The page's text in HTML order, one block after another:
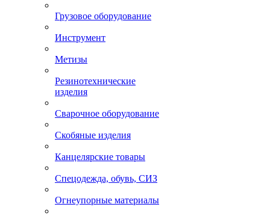
Грузовое оборудование
Инструмент
Метизы
Резинотехнические
изделия
Сварочное оборудование
Скобяные изделия
Канцелярские товары
Спецодежда, обувь, СИЗ
Огнеупорные материалы